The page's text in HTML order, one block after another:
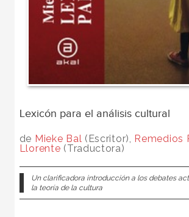
Lexicón para el análisis cultural
de Mieke Bal (Escritor), Remedios
Llorente (Traductora)
Un clarificadora introducción a los debates
la teoría de la cultura